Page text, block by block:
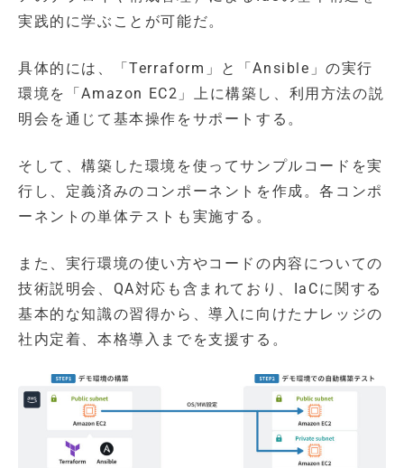
実践的に学ぶことが可能だ。
具体的には、「Terraform」と「Ansible」の実行
環境を「Amazon EC2」上に構築し、利用方法の説
明会を通じて基本操作をサポートする。
そして、構築した環境を使ってサンプルコードを実
行し、定義済みのコンポーネントを作成。各コンポ
ーネントの単体テストも実施する。
また、実行環境の使い方やコードの内容についての
技術説明会、QA対応も含まれており、IaCに関する
基本的な知識の習得から、導入に向けたナレッジの
社内定着、本格導入までを支援する。